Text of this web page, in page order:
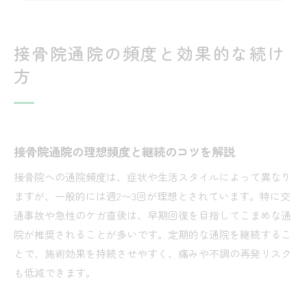
交通事故後の接骨院通院で失敗しない方法
接骨院通院期間の目安と最適な終了時期
交通事故後の接骨院通院は何ヶ月必要か
接骨院通院で治療効果を高める期間管理術
接骨院通院はいつまで続けるべきかを解説
接骨院通院期間を短縮するコツと注意点
接骨院通院の頻度と効果的な続け
方
接骨院通院の理想頻度と継続のコツを解説
接骨院への通院頻度は、症状や生活スタイルによって異なり
ますが、一般的には週2〜3回が理想とされています。特に交
通事故や急性のケガ直後は、早期回復を目指してこまめな通
院が推奨されることが多いです。定期的な通院を継続するこ
とで、施術効果を持続させやすく、痛みや不調の再発リスク
も低減できます。